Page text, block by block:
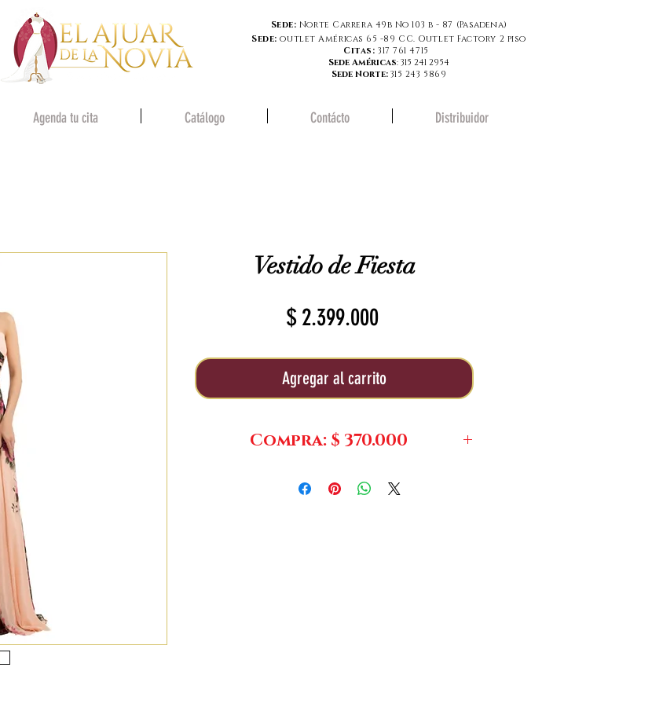
Sede: Norte Carrera 49b No 103 b - 87 (Pasadena)
Sede:outlet Américas 65 -89 CC. Outlet Factory 2 piso
Citas: 317 761 4715
Sede Américas: 315 241 2954
Sede Norte: 315 243 5869
Agenda tu cita Catálogo Contácto Distribuidor
Vestido de Fiesta
$ 2.399.000Precio
Agregar al carrito
Compra: $ 370.000